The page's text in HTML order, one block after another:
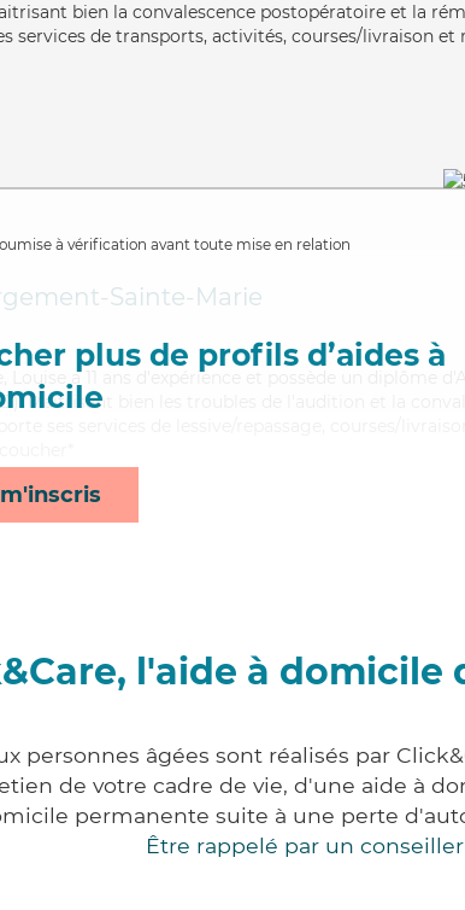
bien la convalescence postopératoire et la
services de transports, activités, courses/livraison et
à vérification avant toute mise en relation
plus de profils d’aides à
Sainte-Marie
Louise a 11 ans d'expérience et possède un diplôme
Maitrisant bien les troubles de l'audition et la
l'aide à domicile
personnes âgées sont réalisés par
de votre cadre de vie, d'une aide à
permanente suite à une perte
Être rappelé par un conseiller